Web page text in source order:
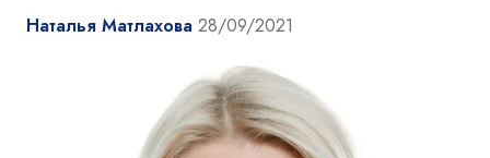
Наталья Матлахова 28/09/2021